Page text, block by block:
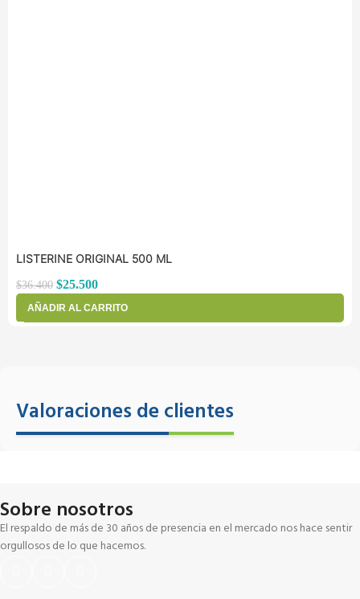
LISTERINE ORIGINAL 500 ML
$36.400 $25.500
AÑADIR AL CARRITO
Valoraciones de clientes
Sobre nosotros
El respaldo de más de 30 años de presencia en el mercado nos hace sentir
orgullosos de lo que hacemos.